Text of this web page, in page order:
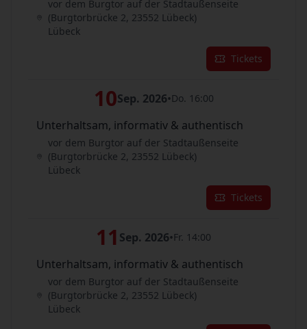
vor dem Burgtor auf der Stadtaußenseite
(Burgtorbrücke 2, 23552 Lübeck)
Lübeck
Tickets
10Sep. 2026•Do. 16:00
Unterhaltsam, informativ & authentisch
vor dem Burgtor auf der Stadtaußenseite
(Burgtorbrücke 2, 23552 Lübeck)
Lübeck
Tickets
11 Sep. 2026•Fr. 14:00
Unterhaltsam, informativ & authentisch
vor dem Burgtor auf der Stadtaußenseite
(Burgtorbrücke 2, 23552 Lübeck)
Lübeck